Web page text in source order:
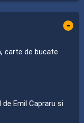
-
carte de bucate
Emil Capraru si